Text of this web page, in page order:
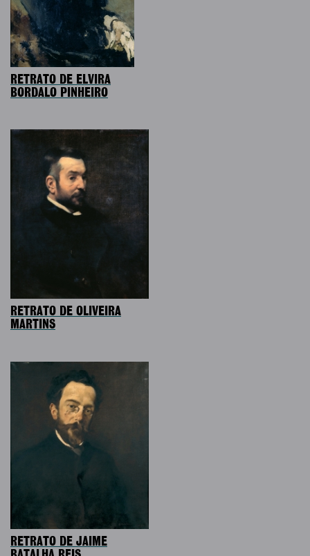
RETRATO DE ELVIRA
BORDALO PINHEIRO
RETRATO DE OLIVEIRA
MARTINS
RETRATO DE JAIME